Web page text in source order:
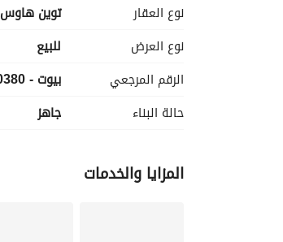
مميزات وخدمات المشروع:
- حمامات سباحه
- لاند سكيب
- باربيكيو ايريا
- امن وحراسه 24 ساعه
نوع العقار
توين هاوس
نوع العرض
للبيع
الرقم المرجعي
بيوت - 10380-TGKTPQ
حالة البناء
جاهز
المزايا والخدمات